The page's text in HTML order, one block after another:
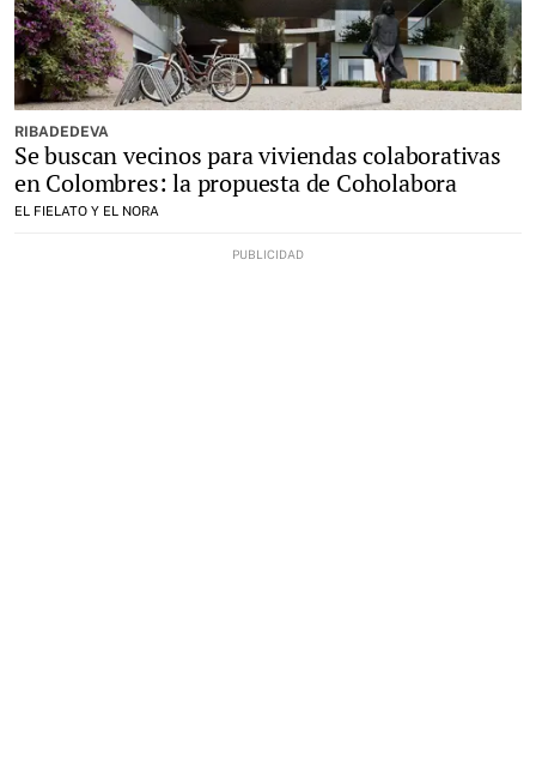
RIBADEDEVA
Se buscan vecinos para viviendas colaborativas
en Colombres: la propuesta de Coholabora
EL FIELATO Y EL NORA